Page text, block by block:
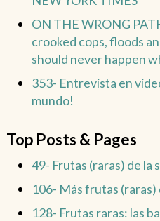
ON THE WRONG
crooked cops, floods
should never happen
353- Entrevista en
mundo!
Top Posts & Pages
49- Frutas (raras) de la
106- Más frutas (raras)
128- Frutas raras: las